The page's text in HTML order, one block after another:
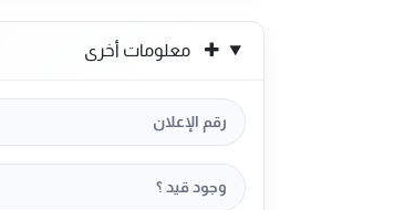
معلومات أخرى
رقم الإعلان
وجود قيد ؟